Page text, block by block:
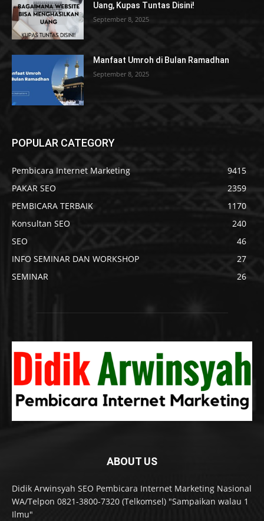
Uang, Kupas Tuntas Disini!
September 8, 2025
Manfaat Umroh di Bulan Ramadhan
September 8, 2025
POPULAR CATEGORY
Pembicara Internet Marketing
9415
PAKAR SEO
2359
PEMBICARA TERBAIK
1170
Konsultan SEO
240
SEO
46
INFO SEMINAR DAN WORKSHOP
27
SEMINAR
26
ABOUT US
Didik Arwinsyah SEO Pembicara Internet Marketing Nasional
WA/Telpon 0821-3800-7320 (Telkomsel) "Sampaikan walau 1
Ilmu"